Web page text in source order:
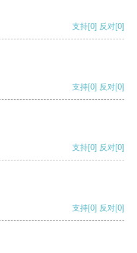
支持[0] 反对[0]
支持[0] 反对[0]
支持[0] 反对[0]
支持[0] 反对[0]